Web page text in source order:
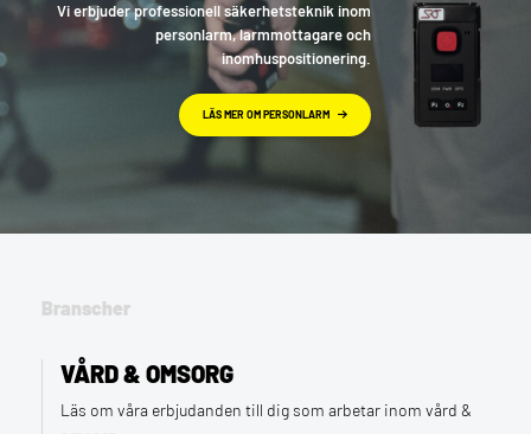
Vi erbjuder professionell säkerhetsteknik inom
personlarm, larmmottagare och
inomhuspositionering.
LÄS MER OM PERSONLARM
Branscher
VÅRD & OMSORG
Läs om våra erbjudanden till dig som arbetar inom vård &